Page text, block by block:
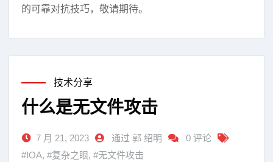
的可靠对抗技巧，敬请期待。
技术分享
什么是无文件攻击
7 月 21, 2023 通过 郭 绍明
0 评论
#IOA, #复杂之眼, #无文件攻击